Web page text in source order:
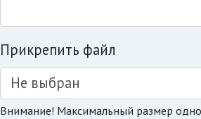
Прикрепить файл
Не выбран
Внимание! Максимальный размер